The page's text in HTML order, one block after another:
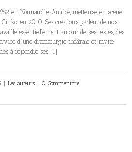
en Normandie. Autrice, metteuse en scène
en 2010. Ses créations parlent de nos
essentiellement autour de ses textes, des
d’une dramaturgie théâtrale et invite
à rejoindre ses […]
Les auteurs
0 Commentaire